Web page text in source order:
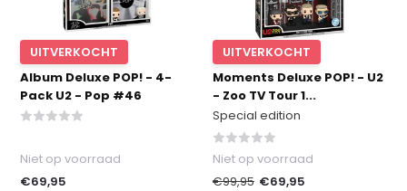
UITVERKOCHT
Album Deluxe POP! - 4-
Pack U2 - Pop #46
Niet op voorraad
€69,95
UITVERKOCHT
Moments Deluxe POP! - U2
- Zoo TV Tour 1...
Special edition
Niet op voorraad
€99,95 €69,95